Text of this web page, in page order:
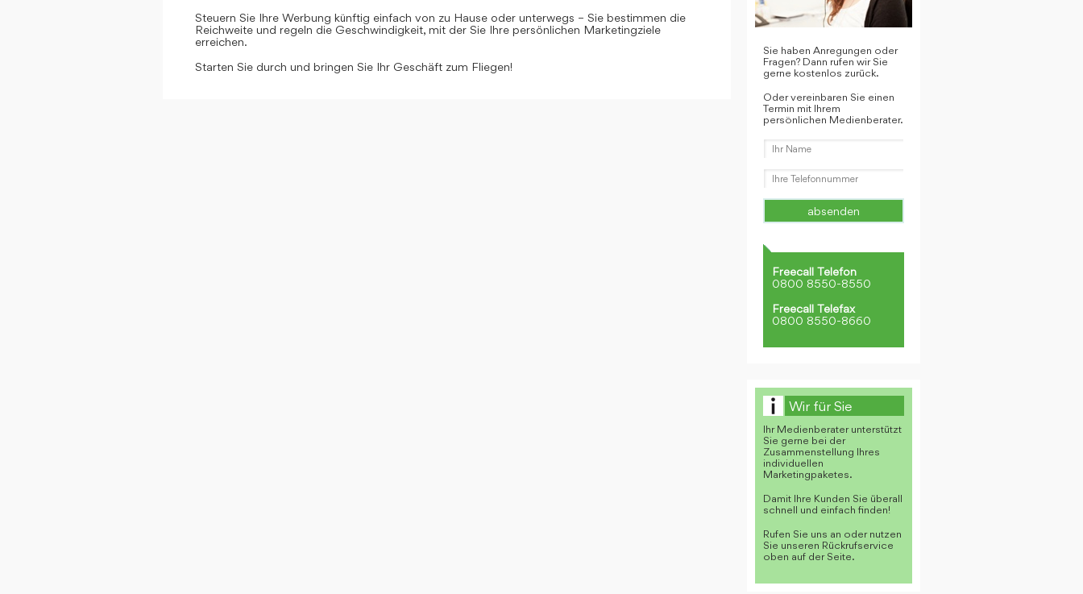
Steuern Sie Ihre Werbung künftig einfach von zu Hause oder unterwegs – Sie bestimmen die
Reichweite und regeln die Geschwindigkeit, mit der Sie Ihre persönlichen Marketingziele
erreichen.
Starten Sie durch und bringen Sie Ihr Geschäft zum Fliegen!
Sie haben Anregungen oder
Fragen? Dann rufen wir Sie
gerne kostenlos zurück.
Oder vereinbaren Sie einen
Termin mit Ihrem
persönlichen Medienberater.
Freecall Telefon
0800 8550-8550
Freecall Telefax
0800 8550-8660
Wir für Sie
Ihr Medienberater unterstützt
Sie gerne bei der
Zusammenstellung Ihres
individuellen
Marketingpaketes.
Damit Ihre Kunden Sie überall
schnell und einfach finden!
Rufen Sie uns an oder nutzen
Sie unseren Rückrufservice
oben auf der Seite.